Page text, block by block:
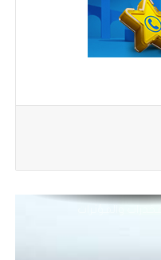
مناطق متفرقة
شبكة تنشط في